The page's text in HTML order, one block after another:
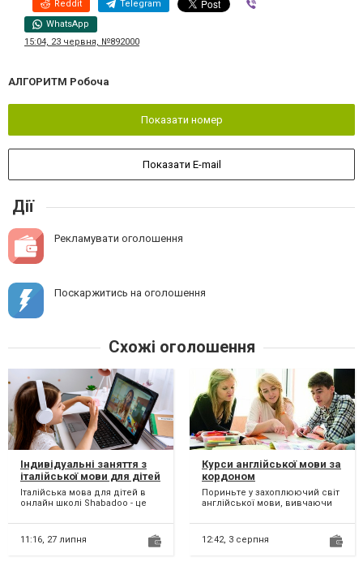
Reddit Telegram
WhatsApp
15:04, 23 червня, №892000
АЛГОРИТМ Робоча
Показати номер
Показати E-mail
Дії
Рекламувати оголошення
Поскаржитись на оголошення
Схожі оголошення
Індивідуальні заняття з
італійської мови для дітей
Італійська мова для дітей в
онлайн школі Shabadoo - це
індивідуально підібран...
11:16, 27 липня
Курси англійської мови за
кордоном
Пориньте у захоплюючий світ
англійської мови, вивчаючи
унікальна можливість роз...
12:42, 3 серпня